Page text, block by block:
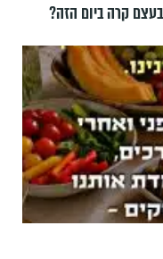
קרה ביום הזה?